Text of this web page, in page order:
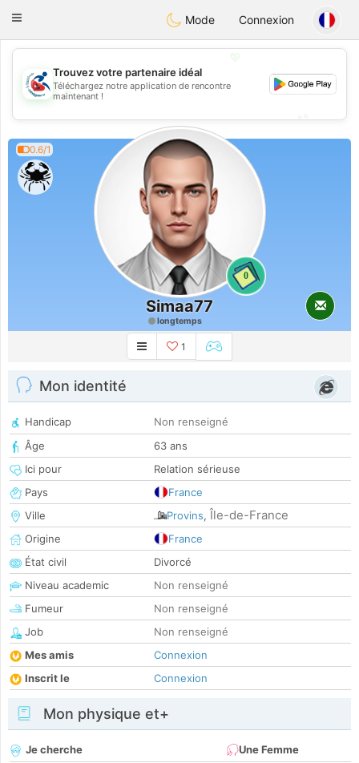
Handi Space
Toggle
Mode Connexion
💖
💕
Trouvez votre partenaire idéal
Téléchargez notre application de rencontre
maintenant !
0.6/1
0
Simaa77
longtemps
1
Mon identité
Handicap
Non renseigné
Âge
63 ans
Ici pour
Relation sérieuse
Pays
France
Ville
Provins, Île-de-France
Origine
France
État civil
Divorcé
Niveau academic
Non renseigné
Fumeur
Non renseigné
Job
Non renseigné
Mes amis
Connexion
Inscrit le
Connexion
Mon physique et+
Je cherche
Une Femme